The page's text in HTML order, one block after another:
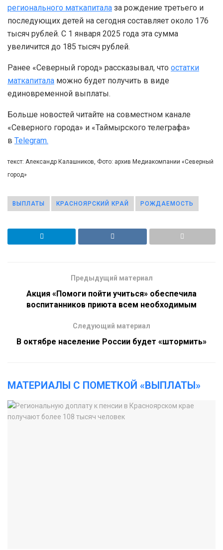
регионального маткапитала за рождение третьего и
последующих детей на сегодня составляет около 176
тысяч рублей. С 1 января 2025 года эта сумма
увеличится до 185 тысяч рублей.
Ранее «Северный город» рассказывал, что остатки
маткапитала можно будет получить в виде
единовременной выплаты.
Больше новостей читайте на совместном канале
«Северного города» и «Таймырского телеграфа»
в Telegram.
текст: Александр Калашников, Фото: архив Медиакомпании «Северный
город»
ВЫПЛАТЫ КРАСНОЯРСКИЙ КРАЙ РОЖДАЕМОСТЬ
Предыдущий материал
Акция «Помоги пойти учиться» обеспечила
воспитанников приюта всем необходимым
Следующий материал
В октябре население России будет «штормить»
МАТЕРИАЛЫ С ПОМЕТКОЙ «ВЫПЛАТЫ»